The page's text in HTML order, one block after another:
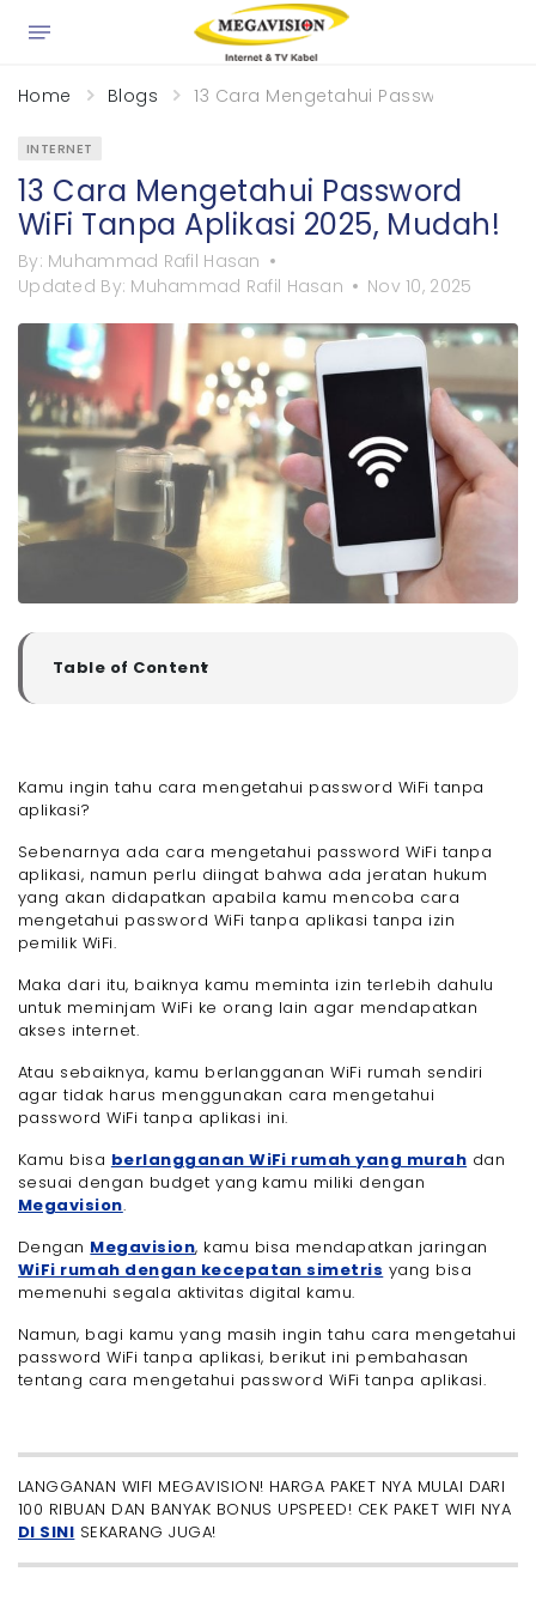
Home Blogs 13 Cara Mengetahui Password WiFi
INTERNET
13 Cara Mengetahui Password
WiFi Tanpa Aplikasi 2025, Mudah!
By: Muhammad Rafil Hasan
Updated By: Muhammad Rafil Hasan Nov 10, 2025
Table of Content
▼
- 3. Aman dari Risiko Malware atau Virus
- 5. Tidak Membebani Baterai Perangkat
- 6. Dapat Digunakan di Berbagai Perangkat
- 7. Praktis untuk Mengingat Password Lama
- 1. Cara Mengetahui Password WiFi tanpa Aplikasi
dengan Memiliki WiFi Sendiri
- 2. Cara Mengetahui Password WiFi Tanpa Aplikasi
- 3. Cara Melihat Password WiFi yang Terkunci
tanpa Aplikasi Melalui Network and Internet
- 4. Cara Mengetahui Password WiFi Tanpa
- 5. Cara Mengetahui Password WiFi Tanpa
Aplikasi di HP Xiaomi
- 6. Cara Mengetahui Password WiFi Tanpa
- 7. Cara Mengetahui Password WiFi Tanpa Aplikasi
dengan Mengatur Proxy
- 8. Cara Mengetahui Password WiFi Tanpa
- 9. Cara Mengetahui Password WiFi Tanpa
Aplikasi Melalui Aircrack-ng
Aplikasi dengan Masuk Ke Browser Router
- 12. Cara Mengetahui Sandi WiFi Orang Lain Lewat
HP Tanpa Aplikasi Menggunakan “Forget Network”
- 13. Cara Tau Password WiFi Orang dengan Cek
Kamu ingin tahu cara mengetahui password WiFi tanpa
aplikasi?
Sebenarnya ada cara mengetahui password WiFi tanpa
aplikasi, namun perlu diingat bahwa ada jeratan hukum
yang akan didapatkan apabila kamu mencoba cara
mengetahui password WiFi tanpa aplikasi tanpa izin
pemilik WiFi.
Maka dari itu, baiknya kamu meminta izin terlebih dahulu
untuk meminjam WiFi ke orang lain agar mendapatkan
akses internet.
Atau sebaiknya, kamu berlangganan WiFi rumah sendiri
agar tidak harus menggunakan cara mengetahui
password WiFi tanpa aplikasi ini.
Kamu bisa berlangganan WiFi rumah yang murah dan
sesuai dengan budget yang kamu miliki dengan
Megavision.
Dengan Megavision, kamu bisa mendapatkan jaringan
WiFi rumah dengan kecepatan simetris yang bisa
memenuhi segala aktivitas digital kamu.
Namun, bagi kamu yang masih ingin tahu cara mengetahui
password WiFi tanpa aplikasi, berikut ini pembahasan
tentang cara mengetahui password WiFi tanpa aplikasi.
LANGGANAN WIFI MEGAVISION! HARGA PAKET NYA MULAI DARI
100 RIBUAN DAN BANYAK BONUS UPSPEED! CEK PAKET WIFI NYA
DI SINI SEKARANG JUGA!